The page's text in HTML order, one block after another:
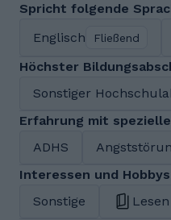
Spricht folgende
Englisch
Fließend
Höchster
Sonstiger
Erfahrung mit
ADHS
Interessen und Hobbys
Sonstige
Lesen